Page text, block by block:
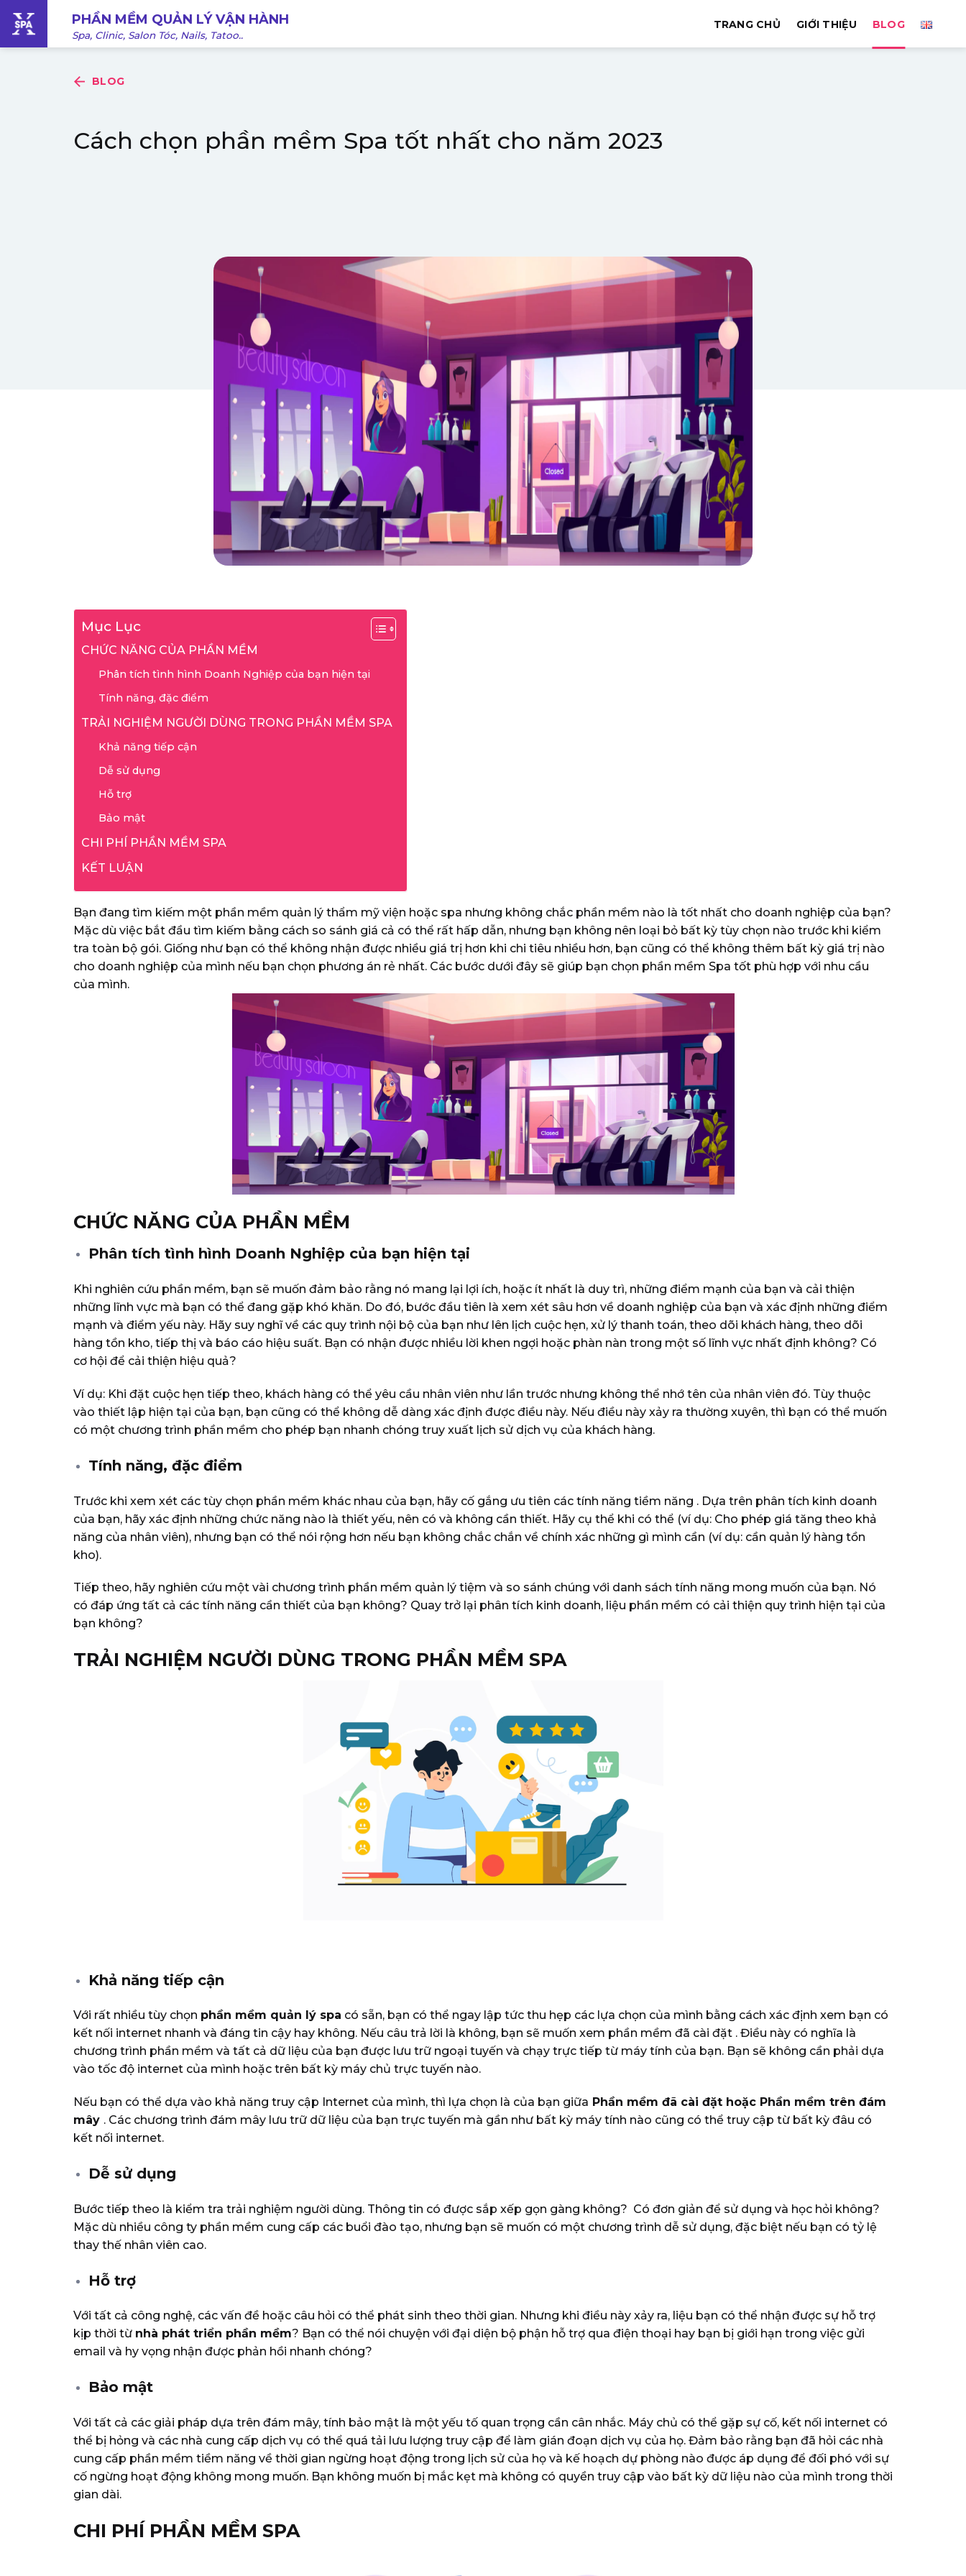
qua
nội
PHẦN MỀM QUẢN LÝ VẬN HÀNH
Spa, Clinic, Salon Tóc, Nails, Tatoo..
TRANG CHỦ GIỚI THIỆU BLOG
BLOG
Cách chọn phần mềm Spa tốt nhất cho năm 2023
Mục Lục
CHỨC NĂNG CỦA PHẦN MỀM
Phân tích tình hình Doanh Nghiệp của bạn hiện tại
Tính năng, đặc điểm
TRẢI NGHIỆM NGƯỜI DÙNG TRONG PHẦN MỀM SPA
Khả năng tiếp cận
Dễ sử dụng
Hỗ trợ
Bảo mật
CHI PHÍ PHẦN MỀM SPA
KẾT LUẬN
Bạn đang tìm kiếm một phần mềm quản lý thẩm mỹ viện hoặc spa nhưng không chắc phần mềm nào là tốt nhất cho doanh nghiệp của bạn?
Mặc dù việc bắt đầu tìm kiếm bằng cách so sánh giá cả có thể rất hấp dẫn, nhưng bạn không nên loại bỏ bất kỳ tùy chọn nào trước khi kiểm
tra toàn bộ gói. Giống như bạn có thể không nhận được nhiều giá trị hơn khi chi tiêu nhiều hơn, bạn cũng có thể không thêm bất kỳ giá trị nào
cho doanh nghiệp của mình nếu bạn chọn phương án rẻ nhất. Các bước dưới đây sẽ giúp bạn chọn phần mềm Spa tốt phù hợp với nhu cầu
của mình.
CHỨC NĂNG CỦA PHẦN MỀM
Phân tích tình hình Doanh Nghiệp của bạn hiện tại
Khi nghiên cứu phần mềm, bạn sẽ muốn đảm bảo rằng nó mang lại lợi ích, hoặc ít nhất là duy trì, những điểm mạnh của bạn và cải thiện
những lĩnh vực mà bạn có thể đang gặp khó khăn. Do đó, bước đầu tiên là xem xét sâu hơn về doanh nghiệp của bạn và xác định những điểm
mạnh và điểm yếu này. Hãy suy nghĩ về các quy trình nội bộ của bạn như lên lịch cuộc hẹn, xử lý thanh toán, theo dõi khách hàng, theo dõi
hàng tồn kho, tiếp thị và báo cáo hiệu suất. Bạn có nhận được nhiều lời khen ngợi hoặc phàn nàn trong một số lĩnh vực nhất định không? Có
cơ hội để cải thiện hiệu quả?
Ví dụ: Khi đặt cuộc hẹn tiếp theo, khách hàng có thể yêu cầu nhân viên như lần trước nhưng không thể nhớ tên của nhân viên đó. Tùy thuộc
vào thiết lập hiện tại của bạn, bạn cũng có thể không dễ dàng xác định được điều này. Nếu điều này xảy ra thường xuyên, thì bạn có thể muốn
có một chương trình phần mềm cho phép bạn nhanh chóng truy xuất lịch sử dịch vụ của khách hàng.
Tính năng, đặc điểm
Trước khi xem xét các tùy chọn phần mềm khác nhau của bạn, hãy cố gắng ưu tiên các tính năng tiềm năng . Dựa trên phân tích kinh doanh
của bạn, hãy xác định những chức năng nào là thiết yếu, nên có và không cần thiết. Hãy cụ thể khi có thể (ví dụ: Cho phép giá tăng theo khả
năng của nhân viên), nhưng bạn có thể nói rộng hơn nếu bạn không chắc chắn về chính xác những gì mình cần (ví dụ: cần quản lý hàng tồn
kho).
Tiếp theo, hãy nghiên cứu một vài chương trình phần mềm quản lý tiệm và so sánh chúng với danh sách tính năng mong muốn của bạn. Nó
có đáp ứng tất cả các tính năng cần thiết của bạn không? Quay trở lại phân tích kinh doanh, liệu phần mềm có cải thiện quy trình hiện tại của
bạn không?
TRẢI NGHIỆM NGƯỜI DÙNG TRONG PHẦN MỀM SPA
Khả năng tiếp cận
Với rất nhiều tùy chọn phần mềm quản lý spa có sẵn, bạn có thể ngay lập tức thu hẹp các lựa chọn của mình bằng cách xác định xem bạn có
kết nối internet nhanh và đáng tin cậy hay không. Nếu câu trả lời là không, bạn sẽ muốn xem phần mềm đã cài đặt . Điều này có nghĩa là
chương trình phần mềm và tất cả dữ liệu của bạn được lưu trữ ngoại tuyến và chạy trực tiếp từ máy tính của bạn. Bạn sẽ không cần phải dựa
vào tốc độ internet của mình hoặc trên bất kỳ máy chủ trực tuyến nào.
Nếu bạn có thể dựa vào khả năng truy cập Internet của mình, thì lựa chọn là của bạn giữa Phần mềm đã cài đặt hoặc Phần mềm trên đám
mây . Các chương trình đám mây lưu trữ dữ liệu của bạn trực tuyến mà gần như bất kỳ máy tính nào cũng có thể truy cập từ bất kỳ đâu có
kết nối internet.
Dễ sử dụng
Bước tiếp theo là kiểm tra trải nghiệm người dùng. Thông tin có được sắp xếp gọn gàng không? Có đơn giản để sử dụng và học hỏi không?
Mặc dù nhiều công ty phần mềm cung cấp các buổi đào tạo, nhưng bạn sẽ muốn có một chương trình dễ sử dụng, đặc biệt nếu bạn có tỷ lệ
thay thế nhân viên cao.
Hỗ trợ
Với tất cả công nghệ, các vấn đề hoặc câu hỏi có thể phát sinh theo thời gian. Nhưng khi điều này xảy ra, liệu bạn có thể nhận được sự hỗ trợ
kịp thời từ nhà phát triển phần mềm? Bạn có thể nói chuyện với đại diện bộ phận hỗ trợ qua điện thoại hay bạn bị giới hạn trong việc gửi
email và hy vọng nhận được phản hồi nhanh chóng?
Bảo mật
Với tất cả các giải pháp dựa trên đám mây, tính bảo mật là một yếu tố quan trọng cần cân nhắc. Máy chủ có thể gặp sự cố, kết nối internet có
thể bị hỏng và các nhà cung cấp dịch vụ có thể quá tải lưu lượng truy cập để làm gián đoạn dịch vụ của họ. Đảm bảo rằng bạn đã hỏi các nhà
cung cấp phần mềm tiềm năng về thời gian ngừng hoạt động trong lịch sử của họ và kế hoạch dự phòng nào được áp dụng để đối phó với sự
cố ngừng hoạt động không mong muốn. Bạn không muốn bị mắc kẹt mà không có quyền truy cập vào bất kỳ dữ liệu nào của mình trong thời
gian dài.
CHI PHÍ PHẦN MỀM SPA